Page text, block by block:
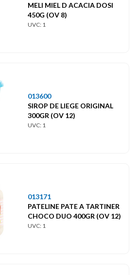
MELI MIEL D ACACIA DOSI
450G (OV 8)
UVC: 1
013600
SIROP DE LIEGE ORIGINAL
300GR (OV 12)
UVC: 1
013171
PATELINE PATE A TARTINER
CHOCO DUO 400GR (OV 12)
UVC: 1